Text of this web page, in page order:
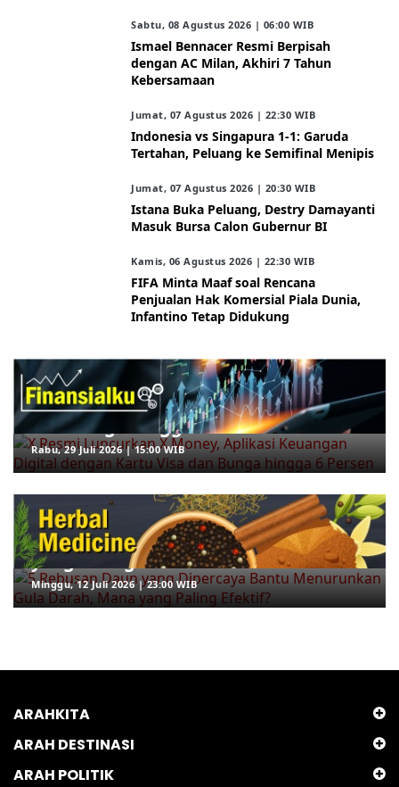
Sabtu, 08 Agustus 2026 | 06:00 WIB
Ismael Bennacer Resmi Berpisah
dengan AC Milan, Akhiri 7 Tahun
Kebersamaan
Jumat, 07 Agustus 2026 | 22:30 WIB
Indonesia vs Singapura 1-1: Garuda
Tertahan, Peluang ke Semifinal Menipis
Jumat, 07 Agustus 2026 | 20:30 WIB
Istana Buka Peluang, Destry Damayanti
Masuk Bursa Calon Gubernur BI
Kamis, 06 Agustus 2026 | 22:30 WIB
FIFA Minta Maaf soal Rencana
Penjualan Hak Komersial Piala Dunia,
Infantino Tetap Didukung
X Resmi Luncurkan X Money, Aplikasi
Keuangan Digital dengan Kartu Visa
dan Bunga hingga 6 Persen
Rabu, 29 Juli 2026 | 15:00 WIB
5 Rebusan Daun yang Dipercaya
Bantu Menurunkan Gula Darah, Mana
yang Paling Efektif?
Minggu, 12 Juli 2026 | 23:00 WIB
ARAHKITA
ARAH DESTINASI
ARAH POLITIK